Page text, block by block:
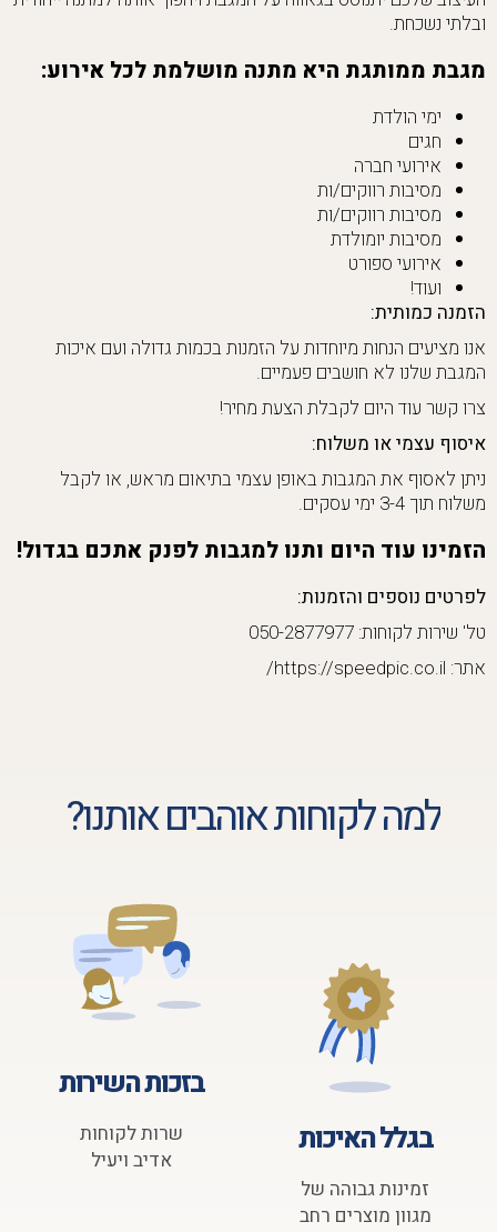
ובלתי נשכחת.
מגבת ממותגת היא מתנה מושלמת לכל אירוע:
ימי הולדת
חגים
אירועי חברה
מסיבות רווקים/ות
מסיבות רווקים/ות
מסיבות יומולדת
אירועי ספורט
ועוד!
הזמנה כמותית:
אנו מציעים הנחות מיוחדות על הזמנות בכמות גדולה ועם איכות
המגבת שלנו לא חושבים פעמיים.
צרו קשר עוד היום לקבלת הצעת מחיר!
איסוף עצמי או משלוח:
ניתן לאסוף את המגבות באופן עצמי בתיאום מראש, או לקבל
משלוח תוך 3-4 ימי עסקים.
הזמינו עוד היום ותנו למגבות לפנק אתכם בגדול!
לפרטים נוספים והזמנות:
טל' שירות לקוחות: 050-2877977
אתר: https://speedpic.co.il/
למה לקוחות אוהבים אותנו?
בגלל האיכות
זמינות גבוהה של
מגוון מוצרים רחב
בזכות השירות
שרות לקוחות
אדיב ויעיל